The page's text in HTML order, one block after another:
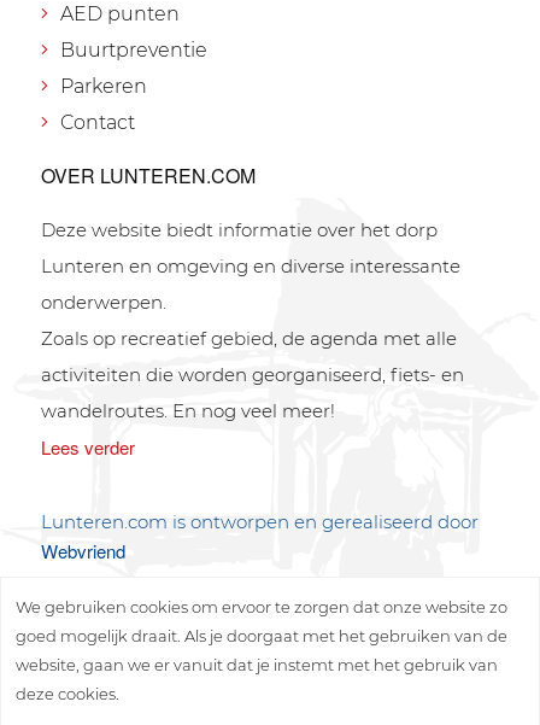
AED punten
Buurtpreventie
Parkeren
Contact
OVER LUNTEREN.COM
Deze website biedt informatie over het dorp
Lunteren en omgeving en diverse interessante
onderwerpen.
Zoals op recreatief gebied, de agenda met alle
activiteiten die worden georganiseerd, fiets- en
wandelroutes. En nog veel meer!
Lees verder
Lunteren.com is ontworpen en gerealiseerd door
Webvriend
We gebruiken cookies om ervoor te zorgen dat onze website zo
goed mogelijk draait. Als je doorgaat met het gebruiken van de
website, gaan we er vanuit dat je instemt met het gebruik van
deze cookies.